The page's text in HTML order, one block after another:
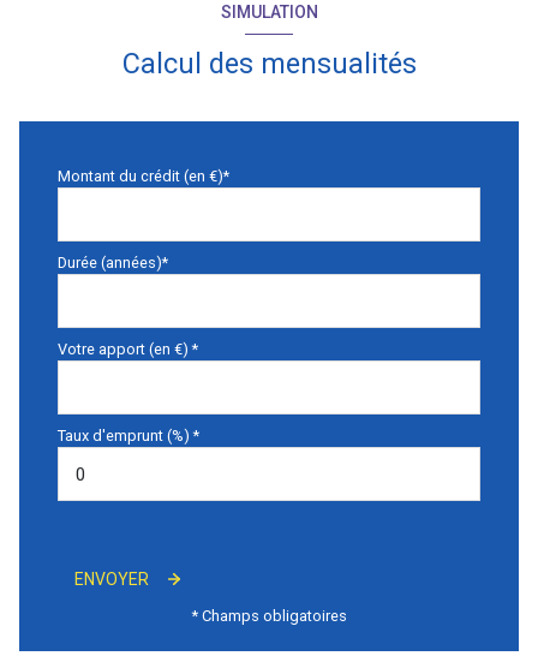
SIMULATION
Calcul des mensualités
Montant du crédit (en €)*
Durée (années)*
Votre apport (en €) *
Taux d'emprunt (%) *
ENVOYER
* Champs obligatoires